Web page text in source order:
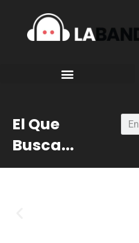
El Que
Busca...